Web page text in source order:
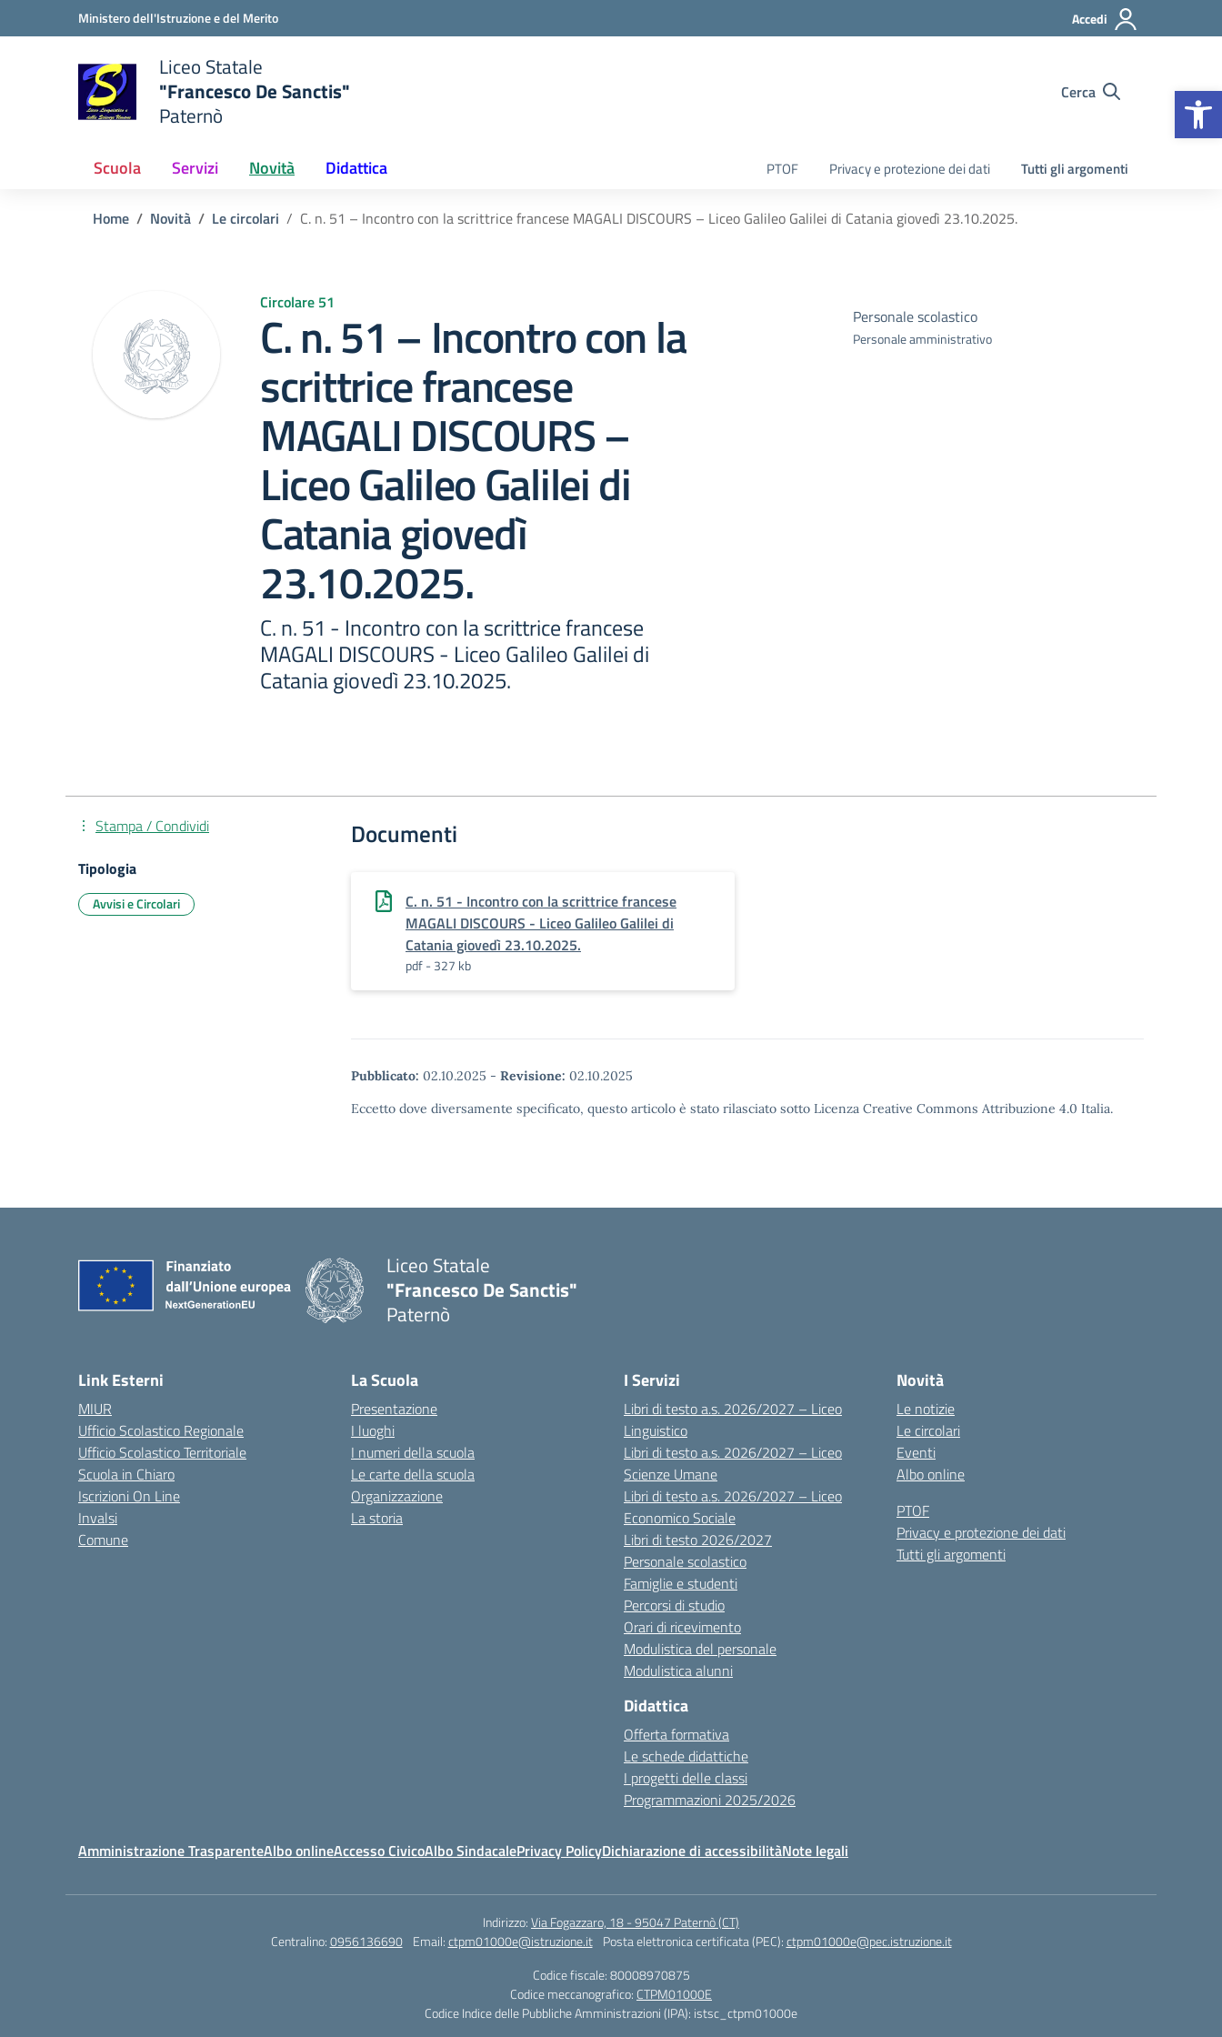
Vai ai contenuti
Vai al menu di navigazioneMinistero dell'Istruzione e del Merito Accedi
scuola
Liceo Statale
"Francesco De Sanctis"
Paternò
Cerca
Scuola Servizi Novità Didattica PTOF Privacy e protezione dei dati Tutti gli argomenti
Home Novità Le circolari C. n. 51 – Incontro con la scrittrice francese MAGALI DISCOURS – Liceo Galileo Galilei di Catania giovedì 23.10.2025.
Circolare 51
C. n. 51 – Incontro con la
scrittrice francese
MAGALI DISCOURS –
Liceo Galileo Galilei di
Catania giovedì
23.10.2025.
C. n. 51 - Incontro con la scrittrice francese
MAGALI DISCOURS - Liceo Galileo Galilei di
Catania giovedì 23.10.2025.
Personale scolastico
Personale amministrativo
Documenti
C. n. 51 - Incontro con la scrittrice francese
MAGALI DISCOURS - Liceo Galileo Galilei di
Catania giovedì 23.10.2025.
pdf - 327 kb
Pubblicato: 02.10.2025 - Revisione: 02.10.2025
Eccetto dove diversamente specificato, questo articolo è stato rilasciato sotto Licenza Creative Commons Attribuzione 4.0 Italia.
Stampa / Condividi
Tipologia
Avvisi e Circolari
Liceo Statale
"Francesco De Sanctis"
Paternò
Link Esterni
MIUR
Ufficio Scolastico Regionale
Ufficio Scolastico Territoriale
Scuola in Chiaro
Iscrizioni On Line
Invalsi
Comune
La Scuola
Presentazione
I luoghi
I numeri della scuola
Le carte della scuola
Organizzazione
La storia
I Servizi
Libri di testo a.s. 2026/2027 – Liceo
Linguistico
Libri di testo a.s. 2026/2027 – Liceo
Scienze Umane
Libri di testo a.s. 2026/2027 – Liceo
Economico Sociale
Libri di testo 2026/2027
Personale scolastico
Famiglie e studenti
Percorsi di studio
Orari di ricevimento
Modulistica del personale
Modulistica alunni
Didattica
Offerta formativa
Le schede didattiche
I progetti delle classi
Programmazioni 2025/2026
Novità
Le notizie
Le circolari
Eventi
Albo online
PTOF
Privacy e protezione dei dati
Tutti gli argomenti
Amministrazione TrasparenteAlbo onlineAccesso CivicoAlbo SindacalePrivacy PolicyDichiarazione di accessibilitàNote legali
Indirizzo:Via Fogazzaro, 18 - 95047 Paternò (CT)
Centralino:0956136690 Email:ctpm01000e@istruzione.it Posta elettronica certificata (PEC):ctpm01000e@pec.istruzione.it
Codice fiscale: 80008970875
Codice meccanografico: CTPM01000E
Codice Indice delle Pubbliche Amministrazioni (IPA): istsc_ctpm01000e